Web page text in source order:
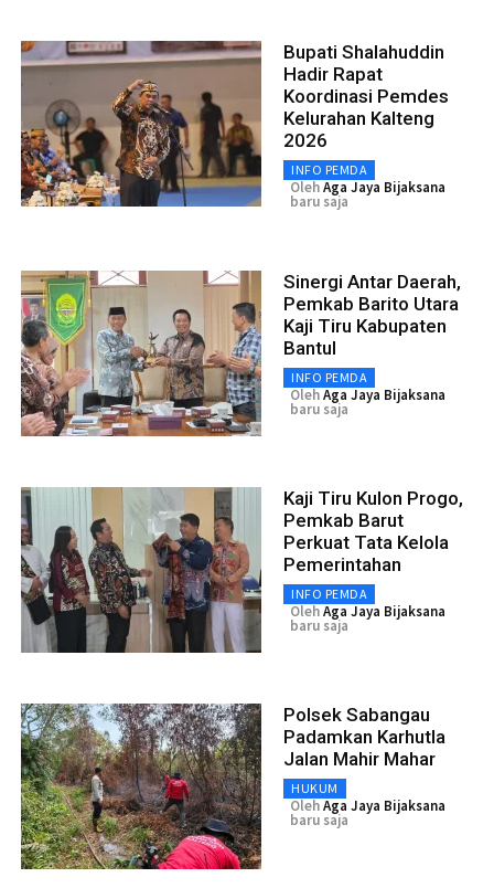
Bupati Shalahuddin
Hadir Rapat
Koordinasi Pemdes
Kelurahan Kalteng
2026
INFO PEMDA
OlehAga Jaya Bijaksana
baru saja
Sinergi Antar Daerah,
Pemkab Barito Utara
Kaji Tiru Kabupaten
Bantul
INFO PEMDA
OlehAga Jaya Bijaksana
baru saja
Kaji Tiru Kulon Progo,
Pemkab Barut
Perkuat Tata Kelola
Pemerintahan
INFO PEMDA
OlehAga Jaya Bijaksana
baru saja
Polsek Sabangau
Padamkan Karhutla
Jalan Mahir Mahar
HUKUM
OlehAga Jaya Bijaksana
baru saja